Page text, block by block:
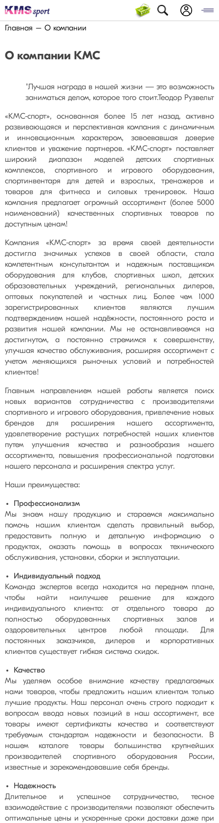
Главная О компании
О компании КМС
"Лучшая награда в нашей жизни — это возможность
заниматься делом, которое того стоит.Теодор Рузвельт
«КМС-спорт», основанная более 15 лет назад, активно
развивающаяся и перспективная компания с динамичным
и инновационным характером, завоевавшая доверие
клиентов и уважение партнеров. «КМС-спорт» поставляет
широкий диапазон моделей детских спортивных
комплексов, спортивного и игрового оборудования,
спортинвентаря для детей и взрослых, тренажеров и
товаров для фитнеса и силовых тренировок. Наша
компания предлагает огромный ассортимент (более 5000
наименований) качественных спортивных товаров по
доступным ценам!
Компания «КМС-спорт» за время своей деятельности
достигла значимых успехов в своей области, стала
компетентным консультантом и надежным поставщиком
оборудования для клубов, спортивных школ, детских
образовательных учреждений, региональных дилеров,
оптовых покупателей и частных лиц. Более чем 1000
зарегистрированных клиентов являются лучшим
подтверждением нашей надёжности, постоянного роста и
развития нашей компании. Мы не останавливаемся на
достигнутом, а постоянно стремимся к совершенству,
улучшая качество обслуживания, расширяя ассортимент с
учетом меняющихся рыночных условий и потребностей
клиентов!
Главным направлением нашей работы является поиск
новых вариантов сотрудничества с производителями
спортивного и игрового оборудования, привлечение новых
брендов для расширения нашего ассортимента,
удовлетворение растущих потребностей наших клиентов
путем улучшения качества и разнообразия нашего
ассортимента, повышения профессиональной подготовки
нашего персонала и расширения спектра услуг.
Наши преимущества:
Профессионализм
Мы знаем нашу продукцию и стараемся максимально
помочь нашим клиентам сделать правильный выбор,
предоставить полную и детальную информацию о
продуктах, оказать помощь в вопросах технического
обслуживания, установки, сборки и эксплуатации.
Индивидуальный подход
Команда экспертов всегда находится на переднем плане,
чтобы найти наилучшее решение для каждого
индивидуального клиента: от отдельного товара до
полностью оборудованных спортивных залов и
оздоровительных центров любой площади. Для
постоянных заказчиков, дилеров и корпоративных
клиентов существует гибкая система скидок.
Качество
Мы уделяем особое внимание качеству предлагаемых
нами товаров, чтобы предложить нашим клиентам только
лучшие продукты. Наш персонал очень строго подходит к
вопросам ввода новых позиций в наш ассортимент, все
товары имеют сертификаты качества и соответствуют
требуемым стандартам надежности и безопасности. В
нашем каталоге товары большинства крупнейших
производителей спортивного оборудования России,
известные и зарекомендовавшие себя бренды.
Надежность
Длительное и успешное сотрудничество, тесное
взаимодействие с производителями позволяют обеспечить
оптимальные цены и ускоренные сроки доставки даже при